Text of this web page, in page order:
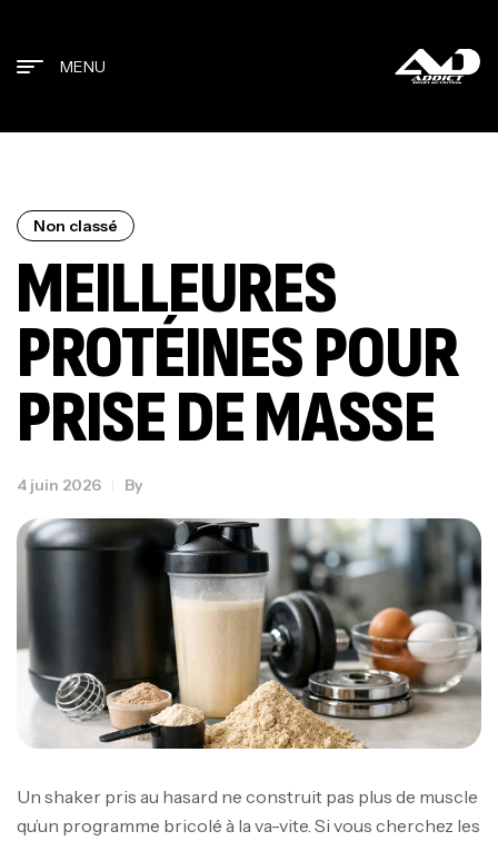
MENU
Non classé
MEILLEURES
PROTÉINES POUR
PRISE DE MASSE
4 juin 2026 By
Un shaker pris au hasard ne construit pas plus de muscle
qu’un programme bricolé à la va-vite. Si vous cherchez les